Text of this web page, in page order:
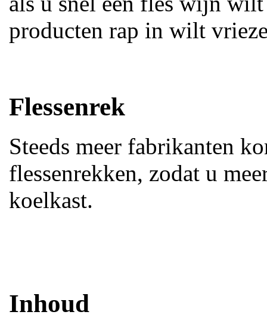
producten rap in wilt
Flessenrek
Steeds meer fabrikanten
flessenrekken, zodat u
koelkast.
Inhoud